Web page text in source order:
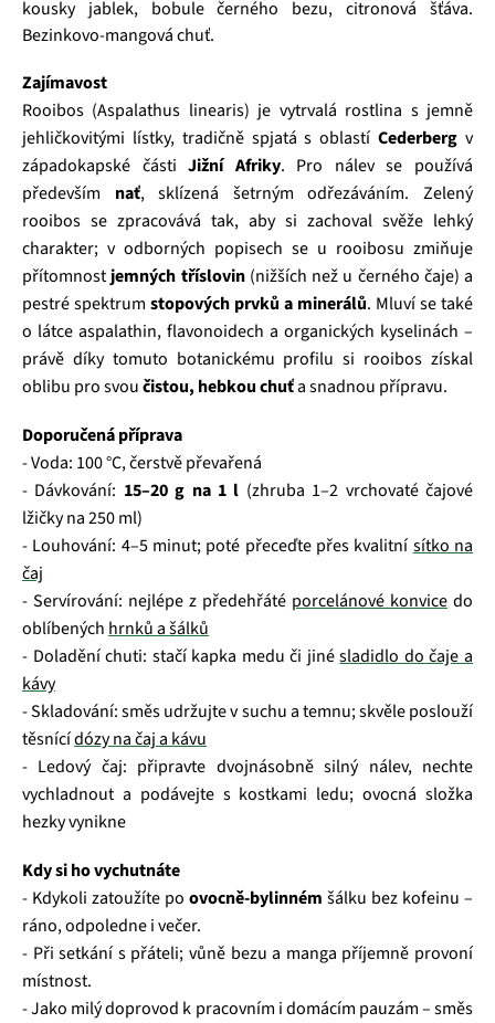
kousky jablek, bobule černého bezu, citronová šťáva.
Bezinkovo‑mangová chuť.
Zajímavost
Rooibos (Aspalathus linearis) je vytrvalá rostlina s jemně
jehličkovitými lístky, tradičně spjatá s oblastíCederberg v
západokapské částiJižní Afriky. Pro nálev se používá
především nať, sklízená šetrným odřezáváním. Zelený
rooibos se zpracovává tak, aby si zachoval svěže lehký
charakter; v odborných popisech se u rooibosu zmiňuje
přítomnost jemných tříslovin(nižších než u černého čaje) a
pestré spektrum stopových prvků a minerálů. Mluví se také
o látce aspalathin, flavonoidech a organických kyselinách –
právě díky tomuto botanickému profilu si rooibos získal
oblibu pro svoučistou, hebkou chuťa snadnou přípravu.
Doporučená příprava
- Voda: 100 °C, čerstvě převařená
- Dávkování: 15–20 g na 1 l (zhruba 1–2 vrchovaté čajové
lžičky na 250 ml)
- Louhování: 4–5 minut; poté přeceďte přes kvalitní sítko na
čaj
- Servírování: nejlépe z předehřáté porcelánové konvice do
oblíbených hrnků a šálků
- Doladění chuti: stačí kapka medu či jinésladidlo do čaje a
kávy
- Skladování: směs udržujte v suchu a temnu; skvěle poslouží
těsnícídózy na čaj a kávu
- Ledový čaj: připravte dvojnásobně silný nálev, nechte
vychladnout a podávejte s kostkami ledu; ovocná složka
hezky vynikne
Kdy si ho vychutnáte
- Kdykoli zatoužíte po ovocně‑bylinném šálku bez kofeinu –
ráno, odpoledne i večer.
- Při setkání s přáteli; vůně bezu a manga příjemně provoní
místnost.
- Jako milý doprovod k pracovním i domácím pauzám – směs